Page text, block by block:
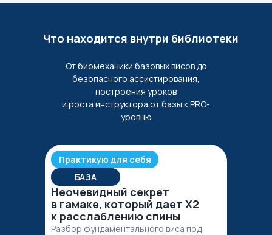
Что находится внутри библиотеки
От биомеханики базовых висов до
безопасного ассистирования,
построения уроков
и роста инструктора от базы к PRO-
уровню
Практикую для себя
БАЗА
Неочевидный секрет
в гамаке, который дает Х2
к расслаблению спины
Разбор фундаментального виса под